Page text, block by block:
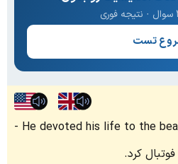
تست
He devoted his life to the
کرد.